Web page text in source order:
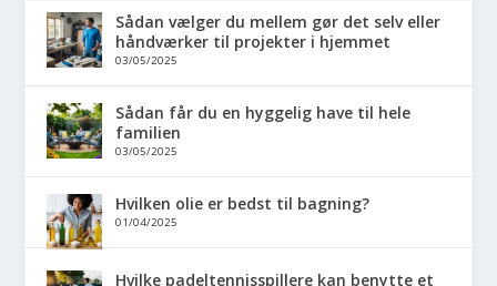
Sådan vælger du mellem gør det selv eller
håndværker til projekter i hjemmet
03/05/2025
Sådan får du en hyggelig have til hele
familien
03/05/2025
Hvilken olie er bedst til bagning?
01/04/2025
Hvilke padeltennisspillere kan benytte et